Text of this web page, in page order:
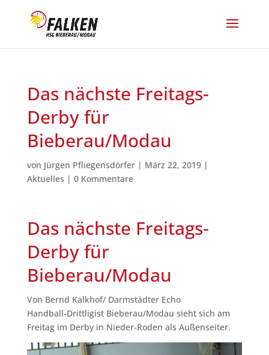
Das nächste Freitags-
Derby für
Bieberau/Modau
von Jürgen Pfliegensdörfer| März 22, 2019|
Aktuelles | 0 Kommentare
Das nächste Freitags-
Derby für
Bieberau/Modau
Von Bernd Kalkhof/ Darmstädter Echo
Handball-Drittligist Bieberau/Modau sieht sich am
Freitag im Derby in Nieder-Roden als Außenseiter.